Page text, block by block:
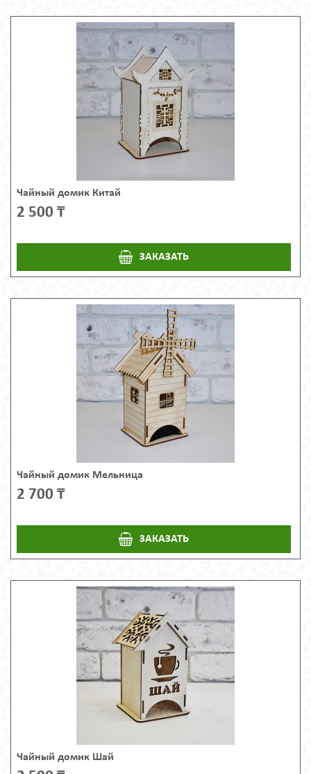
Чайный домик Китай
2 500 ₸
ЗАКАЗАТЬ
Чайный домик Мельница
2 700 ₸
ЗАКАЗАТЬ
Чайный домик Шай